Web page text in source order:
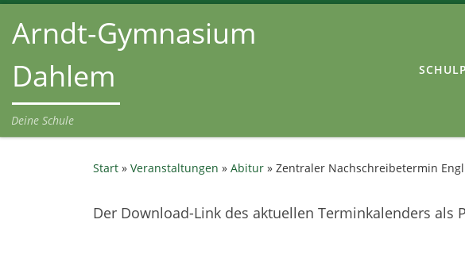
Zum Inhalt springen
Arndt-Gymnasium
Dahlem
Deine Schule
Start » Veranstaltungen » Abitur » Zentraler Nachschreibetermin
Der Download-Link des aktuellen Terminkalenders als